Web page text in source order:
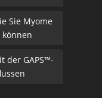
Sie Myome
der GAPS™-